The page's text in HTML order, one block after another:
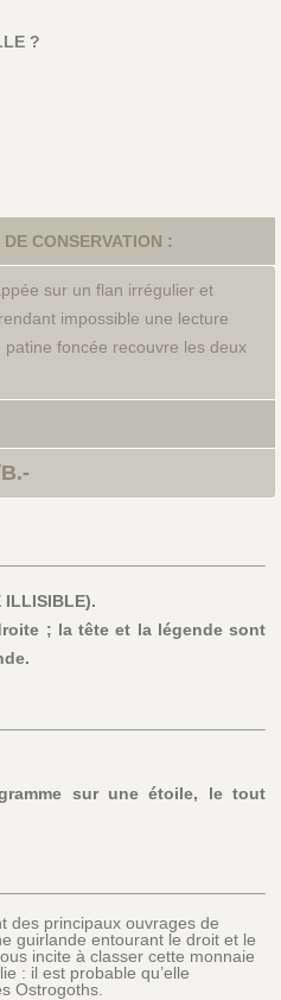
?
CONSERVATION :
sur un flan irrégulier et
impossible une lecture
foncée recouvre les deux
ILLISIBLE).
; la tête et la légende sont
sur une étoile, le tout
des principaux ouvrages de
guirlande entourant le droit et le
incite à classer cette monnaie
: il est probable qu’elle
Ostrogoths.